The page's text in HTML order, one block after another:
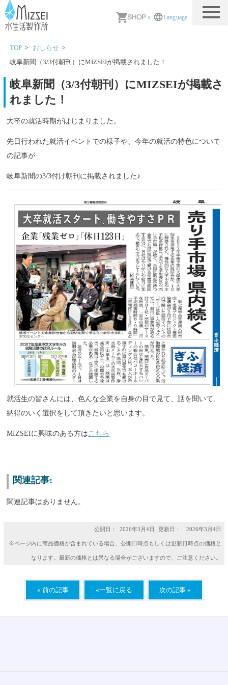
» Language
TOP
おしらせ
岐阜新聞（3/3付朝刊）にMIZSEIが掲載されました！
岐阜新聞（3/3付朝刊）にMIZSEIが掲載さ
れました！
大卒の就活時期がはじまりました。
先日行われた就活イベントでの様子や、今年の就活の特色について
の記事が
岐阜新聞の3/3付け朝刊に掲載されました♪
就活生の皆さんには、色んな企業を自身の目で見て、話を聞いて、
納得のいく選択をして頂きたいと思います。
MIZSEIに興味のある方は こちら
関連記事:
関連記事はありません。
公開日： 2026年3月4日 更新日： 2026年3月4日
※ページ内に商品価格が含まれている場合、公開日時点もしくは更新日時点の価格と
なります。最新の価格とは異なる場合がございますので、ご注意ください。
« 前の記事 «一覧に戻る 次の記事 »